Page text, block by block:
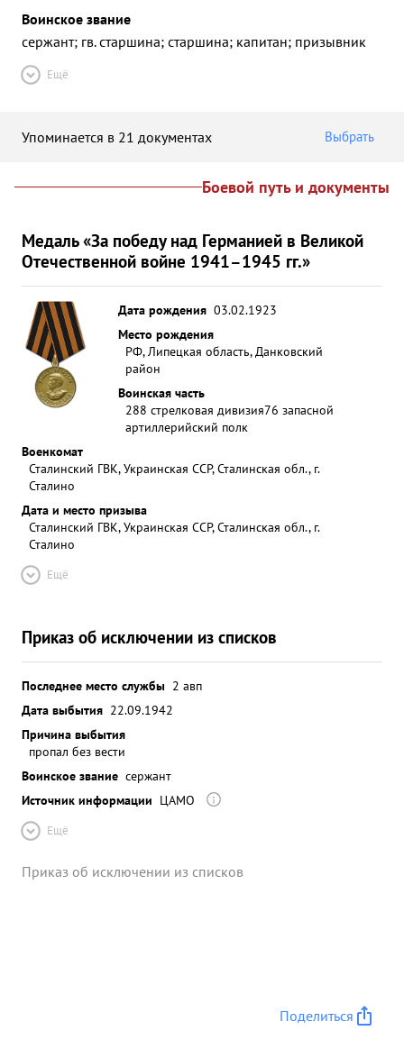
Воинское звание
сержант; гв. старшина; старшина; капитан; призывник
Ещё
Упоминается в 21 документах Выбрать
Боевой путь и документы
Медаль «За победу над Германией в Великой
Отечественной войне 1941–1945 гг.»
Дата рождения 03.02.1923
Место рождения
РФ, Липецкая область, Данковский
район
Воинская часть
288 стрелковая дивизия76 запасной
артиллерийский полк
Военкомат
Сталинский ГВК, Украинская ССР, Сталинская обл., г.
Сталино
Дата и место призыва
Сталинский ГВК, Украинская ССР, Сталинская обл., г.
Сталино
Ещё
Приказ об исключении из списков
Последнее место службы 2 авп
Дата выбытия 22.09.1942
Причина выбытия
пропал без вести
Воинское звание сержант
Источник информации ЦАМО
Ещё
Приказ об исключении из списков
Поделиться